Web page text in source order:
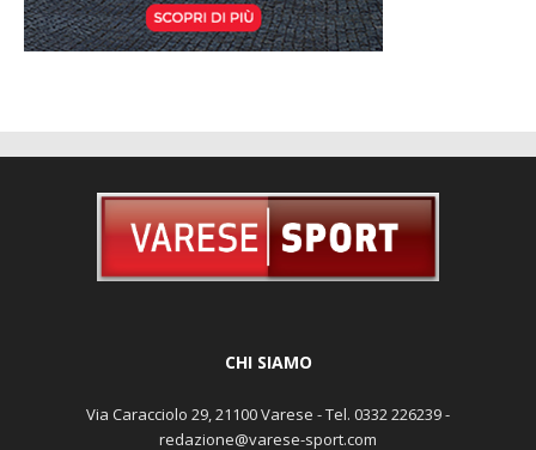
CHI SIAMO
Via Caracciolo 29, 21100 Varese - Tel. 0332 226239 -
redazione@varese-sport.com